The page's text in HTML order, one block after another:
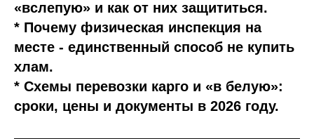
«вслепую» и как от них защититься.
* Почему физическая инспекция на
месте - единственный способ не купить
хлам.
* Схемы перевозки карго и «в белую»:
сроки, цены и документы в 2026 году.